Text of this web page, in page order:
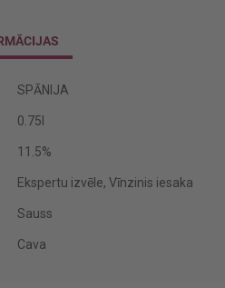
SPĀNIJA
0.75l
11.5%
Ekspertu izvēle, Vīnzinis iesaka
Sauss
Cava